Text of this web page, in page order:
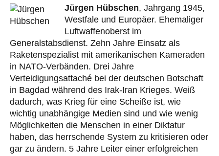
Jürgen Hübschen, Jahrgang 1945,
Westfale und Europäer. Ehemaliger
Luftwaffenoberst im
Generalstabsdienst. Zehn Jahre Einsatz als
Raketenspezialist mit amerikanischen Kameraden
in NATO-Verbänden. Drei Jahre
Verteidigungsattaché bei der deutschen Botschaft
in Bagdad während des Irak-Iran Krieges. Weiß
dadurch, was Krieg für eine Scheiße ist, wie
wichtig unabhängige Medien sind und wie wenig
Möglichkeiten die Menschen in einer Diktatur
haben, das herrschende System zu kritisieren oder
gar zu ändern. 5 Jahre Leiter einer erfolgreichen